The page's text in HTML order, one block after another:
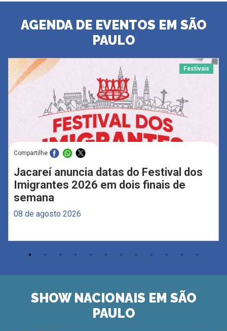
AGENDA DE EVENTOS EM SÃO
PAULO
Festivais
Compartilhe
Jacareí anuncia datas do Festival dos
Imigrantes 2026 em dois finais de
semana
08 de agosto 2026
SHOW NACIONAIS EM SÃO
PAULO